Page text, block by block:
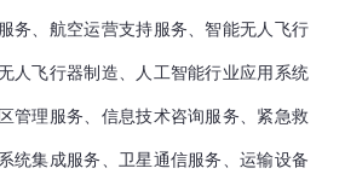
务、航空运营支持服务、智能无人飞行
人飞行器制造、人工智能行业应用系统
管理服务、信息技术咨询服务、紧急救
统集成服务、卫星通信服务、运输设备